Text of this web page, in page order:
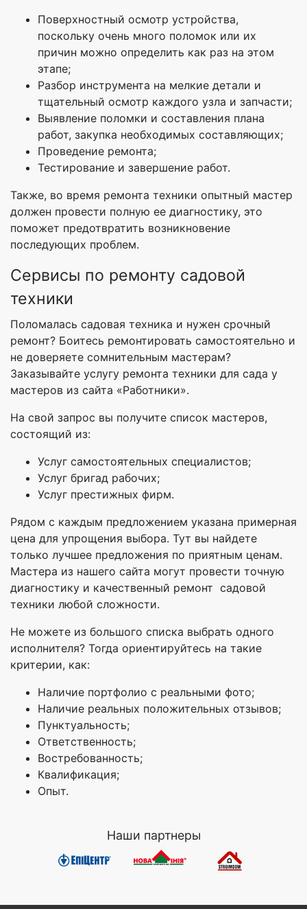
Поверхностный осмотр устройства,
поскольку очень много поломок или их
причин можно определить как раз на этом
этапе;
Разбор инструмента на мелкие детали и
тщательный осмотр каждого узла и запчасти;
Выявление поломки и составления плана
работ, закупка необходимых составляющих;
Проведение ремонта;
Тестирование и завершение работ.
Также, во время ремонта техники опытный мастер
должен провести полную ее диагностику, это
поможет предотвратить возникновение
последующих проблем.
Сервисы по ремонту садовой
техники
Поломалась садовая техника и нужен срочный
ремонт? Боитесь ремонтировать самостоятельно и
не доверяете сомнительным мастерам?
Заказывайте услугу ремонта техники для сада у
мастеров из сайта «Работники».
На свой запрос вы получите список мастеров,
состоящий из:
Услуг самостоятельных специалистов;
Услуг бригад рабочих;
Услуг престижных фирм.
Рядом с каждым предложением указана примерная
цена для упрощения выбора. Тут вы найдете
только лучшее предложения по приятным ценам.
Мастера из нашего сайта могут провести точную
диагностику и качественный ремонт садовой
техники любой сложности.
Не можете из большого списка выбрать одного
исполнителя? Тогда ориентируйтесь на такие
критерии, как:
Наличие портфолио с реальными фото;
Наличие реальных положительных отзывов;
Пунктуальность;
Ответственность;
Востребованность;
Квалификация;
Опыт.
Наши партнеры